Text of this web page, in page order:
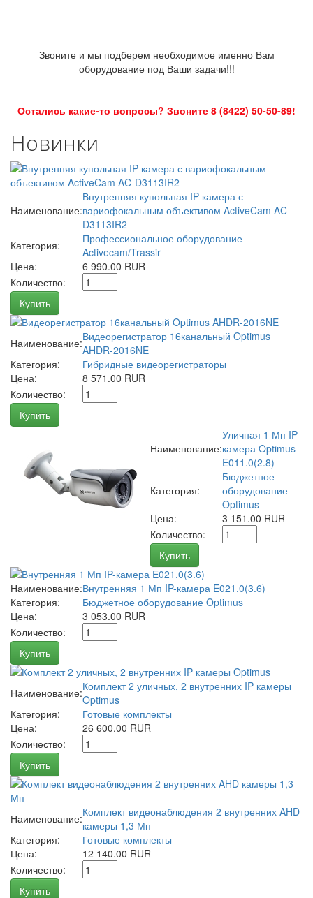
Звоните и мы подберем необходимое именно Вам
оборудование под Ваши задачи!!!
Остались какие-то вопросы? Звоните 8 (8422) 50-50-89!
Новинки
Наименование:
Внутренняя купольная IP-камера с
вариофокальным объективом ActiveCam AC-
D3113IR2
Категория:
Профессиональное оборудование
Activecam/Trassir
Цена:
6 990.00 RUR
Количество:
Купить
Наименование:Видеорегистратор 16канальный Optimus
AHDR-2016NE
Категория:
Гибридные видеорегистраторы
Цена:
8 571.00 RUR
Количество:
Купить
Наименование:
Уличная 1 Мп IP-
камера Optimus
E011.0(2.8)
Категория:
Бюджетное
оборудование
Optimus
Цена:
3 151.00 RUR
Количество:
Купить
Наименование:Внутренняя 1 Мп IP-камера E021.0(3.6)
Категория:
Бюджетное оборудование Optimus
Цена:
3 053.00 RUR
Количество:
Купить
Наименование:Комплект 2 уличных, 2 внутренних IP камеры
Optimus
Категория:
Готовые комплекты
Цена:
26 600.00 RUR
Количество:
Купить
Наименование:Комплект видеонаблюдения 2 внутренних AHD
камеры 1,3 Мп
Категория:
Готовые комплекты
Цена:
12 140.00 RUR
Количество:
Купить